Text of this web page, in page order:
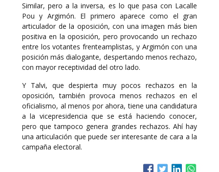
Similar, pero a la inversa, es lo que pasa con Lacalle
Pou y Argimón. El primero aparece como el gran
articulador de la oposición, con una imagen más bien
positiva en la oposición, pero provocando un rechazo
entre los votantes frenteamplistas, y Argimón con una
posición más dialogante, despertando menos rechazo,
con mayor receptividad del otro lado.
Y Talvi, que despierta muy pocos rechazos en la
oposición, también provoca menos rechazos en el
oficialismo, al menos por ahora, tiene una candidatura
a la vicepresidencia que se está haciendo conocer,
pero que tampoco genera grandes rechazos. Ahí hay
una articulación que puede ser interesante de cara a la
campaña electoral.